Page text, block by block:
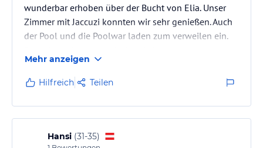
wunderbar erhoben über der Bucht von Elia. Unser
Zimmer mit Jaccuzi konnten wir sehr genießen. Auch
der Pool und die Poolwar laden zum verweilen ein.
kleines Highlight. Speisenangebot beim Frühstück
war in Ordnung ("echter" Champagner) - leider war der
Service unter Relais&Chateau Niveau. Wenn die
einzige Hostess uns am 5. Tag noch immer nach der
Zimmernummer fragt und uns anbietet das Buffet zu
erklären. No go.…
Mehr anzeigen
Hilfreich Teilen
Hansi (31-35)